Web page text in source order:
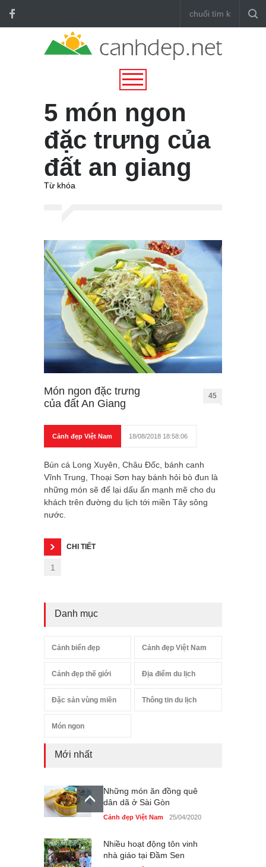
5 món ngon
đặc trưng của
đất an giang
Từ khóa
Món ngon đặc trưng
của đất An Giang
45
Cảnh đẹp Việt Nam 18/08/2018 18:58:06
Bún cá Long Xuyên, Châu Đốc, bánh canh
Vĩnh Trung, Thoại Sơn hay bánh hỏi bò đun là
những món sẽ để lại dấu ấn mạnh mẽ cho du
khách trên đường du lịch tới miền Tây sông
nước.
CHI TIẾT
1
Danh mục
Cảnh biển đẹp Cảnh đẹp Việt Nam
Cảnh đẹp thế giới Địa điểm du lịch
Đặc sản vùng miền Thông tin du lịch
Món ngon
Mới nhất
Những món ăn đồng quê
dân dã ở Sài Gòn
Cảnh đẹp Việt Nam 25/04/2020
Nhiều hoạt động tôn vinh
nhà giáo tại Đầm Sen